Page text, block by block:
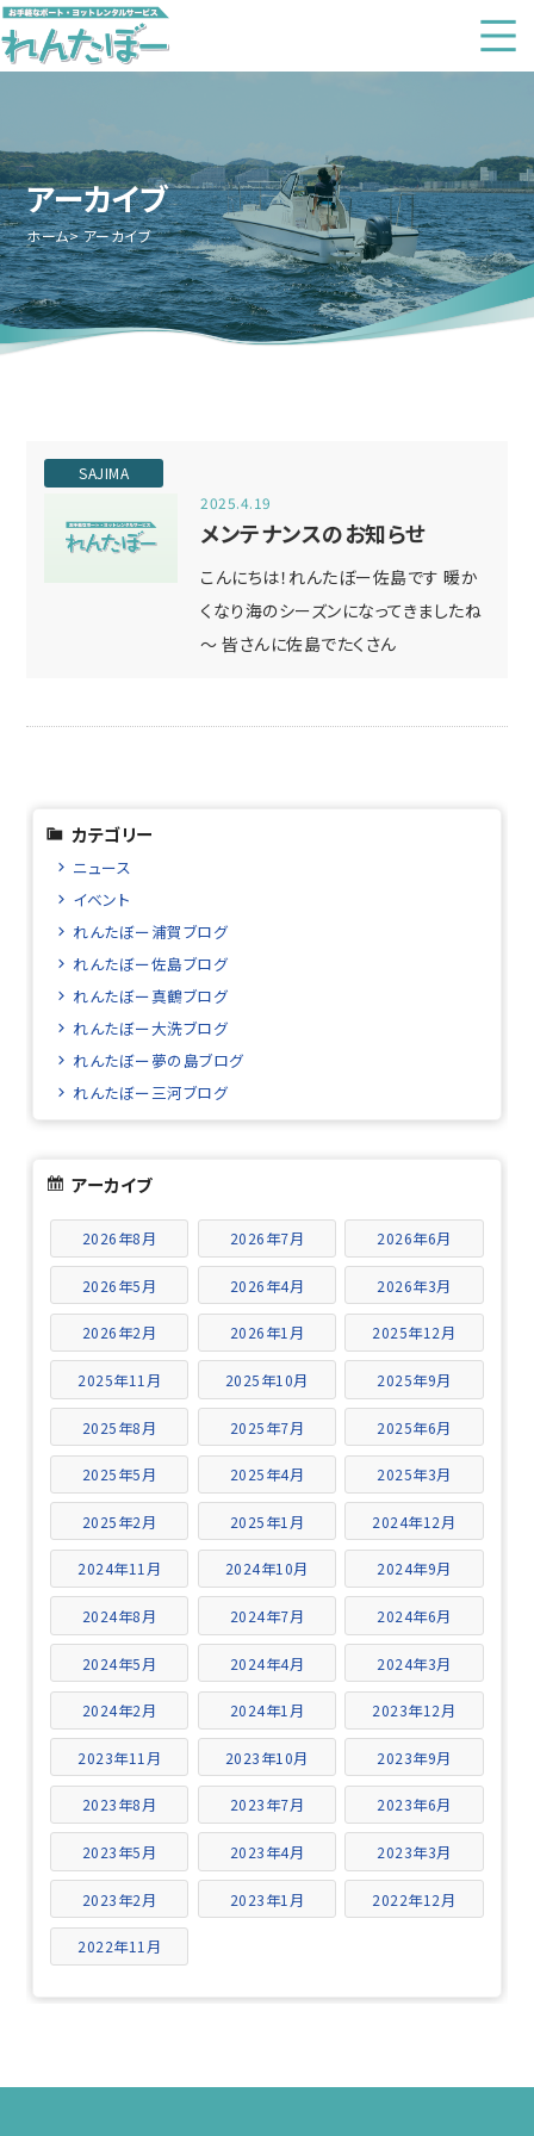
アーカイブ
ホーム アーカイブ
SAJIMA
2025.4.19
メンテナンスのお知らせ
こんにちは！れんたぼー佐島です 暖か
くなり海のシーズンになってきましたね
～ 皆さんに佐島でたくさん
カテゴリー
ニュース
イベント
れんたぼー浦賀ブログ
れんたぼー佐島ブログ
れんたぼー真鶴ブログ
れんたぼー大洗ブログ
れんたぼー夢の島ブログ
れんたぼー三河ブログ
アーカイブ
2026年8月 2026年7月 2026年6月
2026年5月 2026年4月 2026年3月
2026年2月 2026年1月 2025年12月
2025年11月 2025年10月 2025年9月
2025年8月 2025年7月 2025年6月
2025年5月 2025年4月 2025年3月
2025年2月 2025年1月 2024年12月
2024年11月 2024年10月 2024年9月
2024年8月 2024年7月 2024年6月
2024年5月 2024年4月 2024年3月
2024年2月 2024年1月 2023年12月
2023年11月 2023年10月 2023年9月
2023年8月 2023年7月 2023年6月
2023年5月 2023年4月 2023年3月
2023年2月 2023年1月 2022年12月
2022年11月